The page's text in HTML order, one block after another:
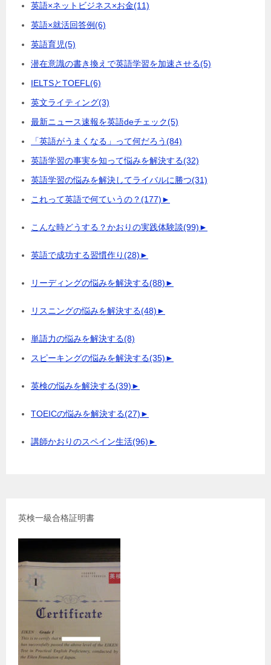
英語×ネットビジネス×お金(11)
英語×就活回答例(6)
英語育児(5)
潜在意識の書き換えで英語学習を加速させる(5)
IELTSとTOEFL (6)
英文ライティング(3)
最新ニュース速報を英語deチェック(5)
「英語がうまくなる」って何だろう(84)
英語学習の事実を知って悩みを解決する(32)
英語学習の悩みを解決してライバルに勝つ(31)
これって英語で何ていうの？(177)►
こんな時どうする？かおりの実践体験談(99)►
英語で成功する習慣作り(28)►
リーディングの悩みを解決する(88)►
リスニングの悩みを解決する(48)►
単語力の悩みを解決する(8)
スピーキングの悩みを解決する(35)►
英検の悩みを解決する(39)►
TOEICの悩みを解決する(27)►
講師かおりのスペイン生活(96)►
英検一級合格証明書